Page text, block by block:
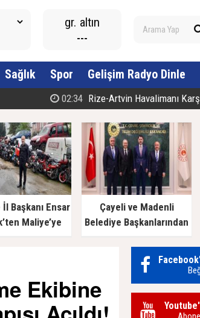
gr. altın
---
Sağlık Spor Gelişim Radyo Dinle
02:34 Rize-Artvin Havalimanı
İl Başkanı Ensar
Maliye’ye
Durdurur!"
Çayeli ve Madenli
Belediye Başkanlarından
Ekibine